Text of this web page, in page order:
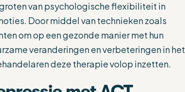
van psychologische flexibiliteit in
Door middel van technieken zoals
om op een gezonde manier met hun
veranderingen en verbeteringen in het
deze therapie volop inzetten.